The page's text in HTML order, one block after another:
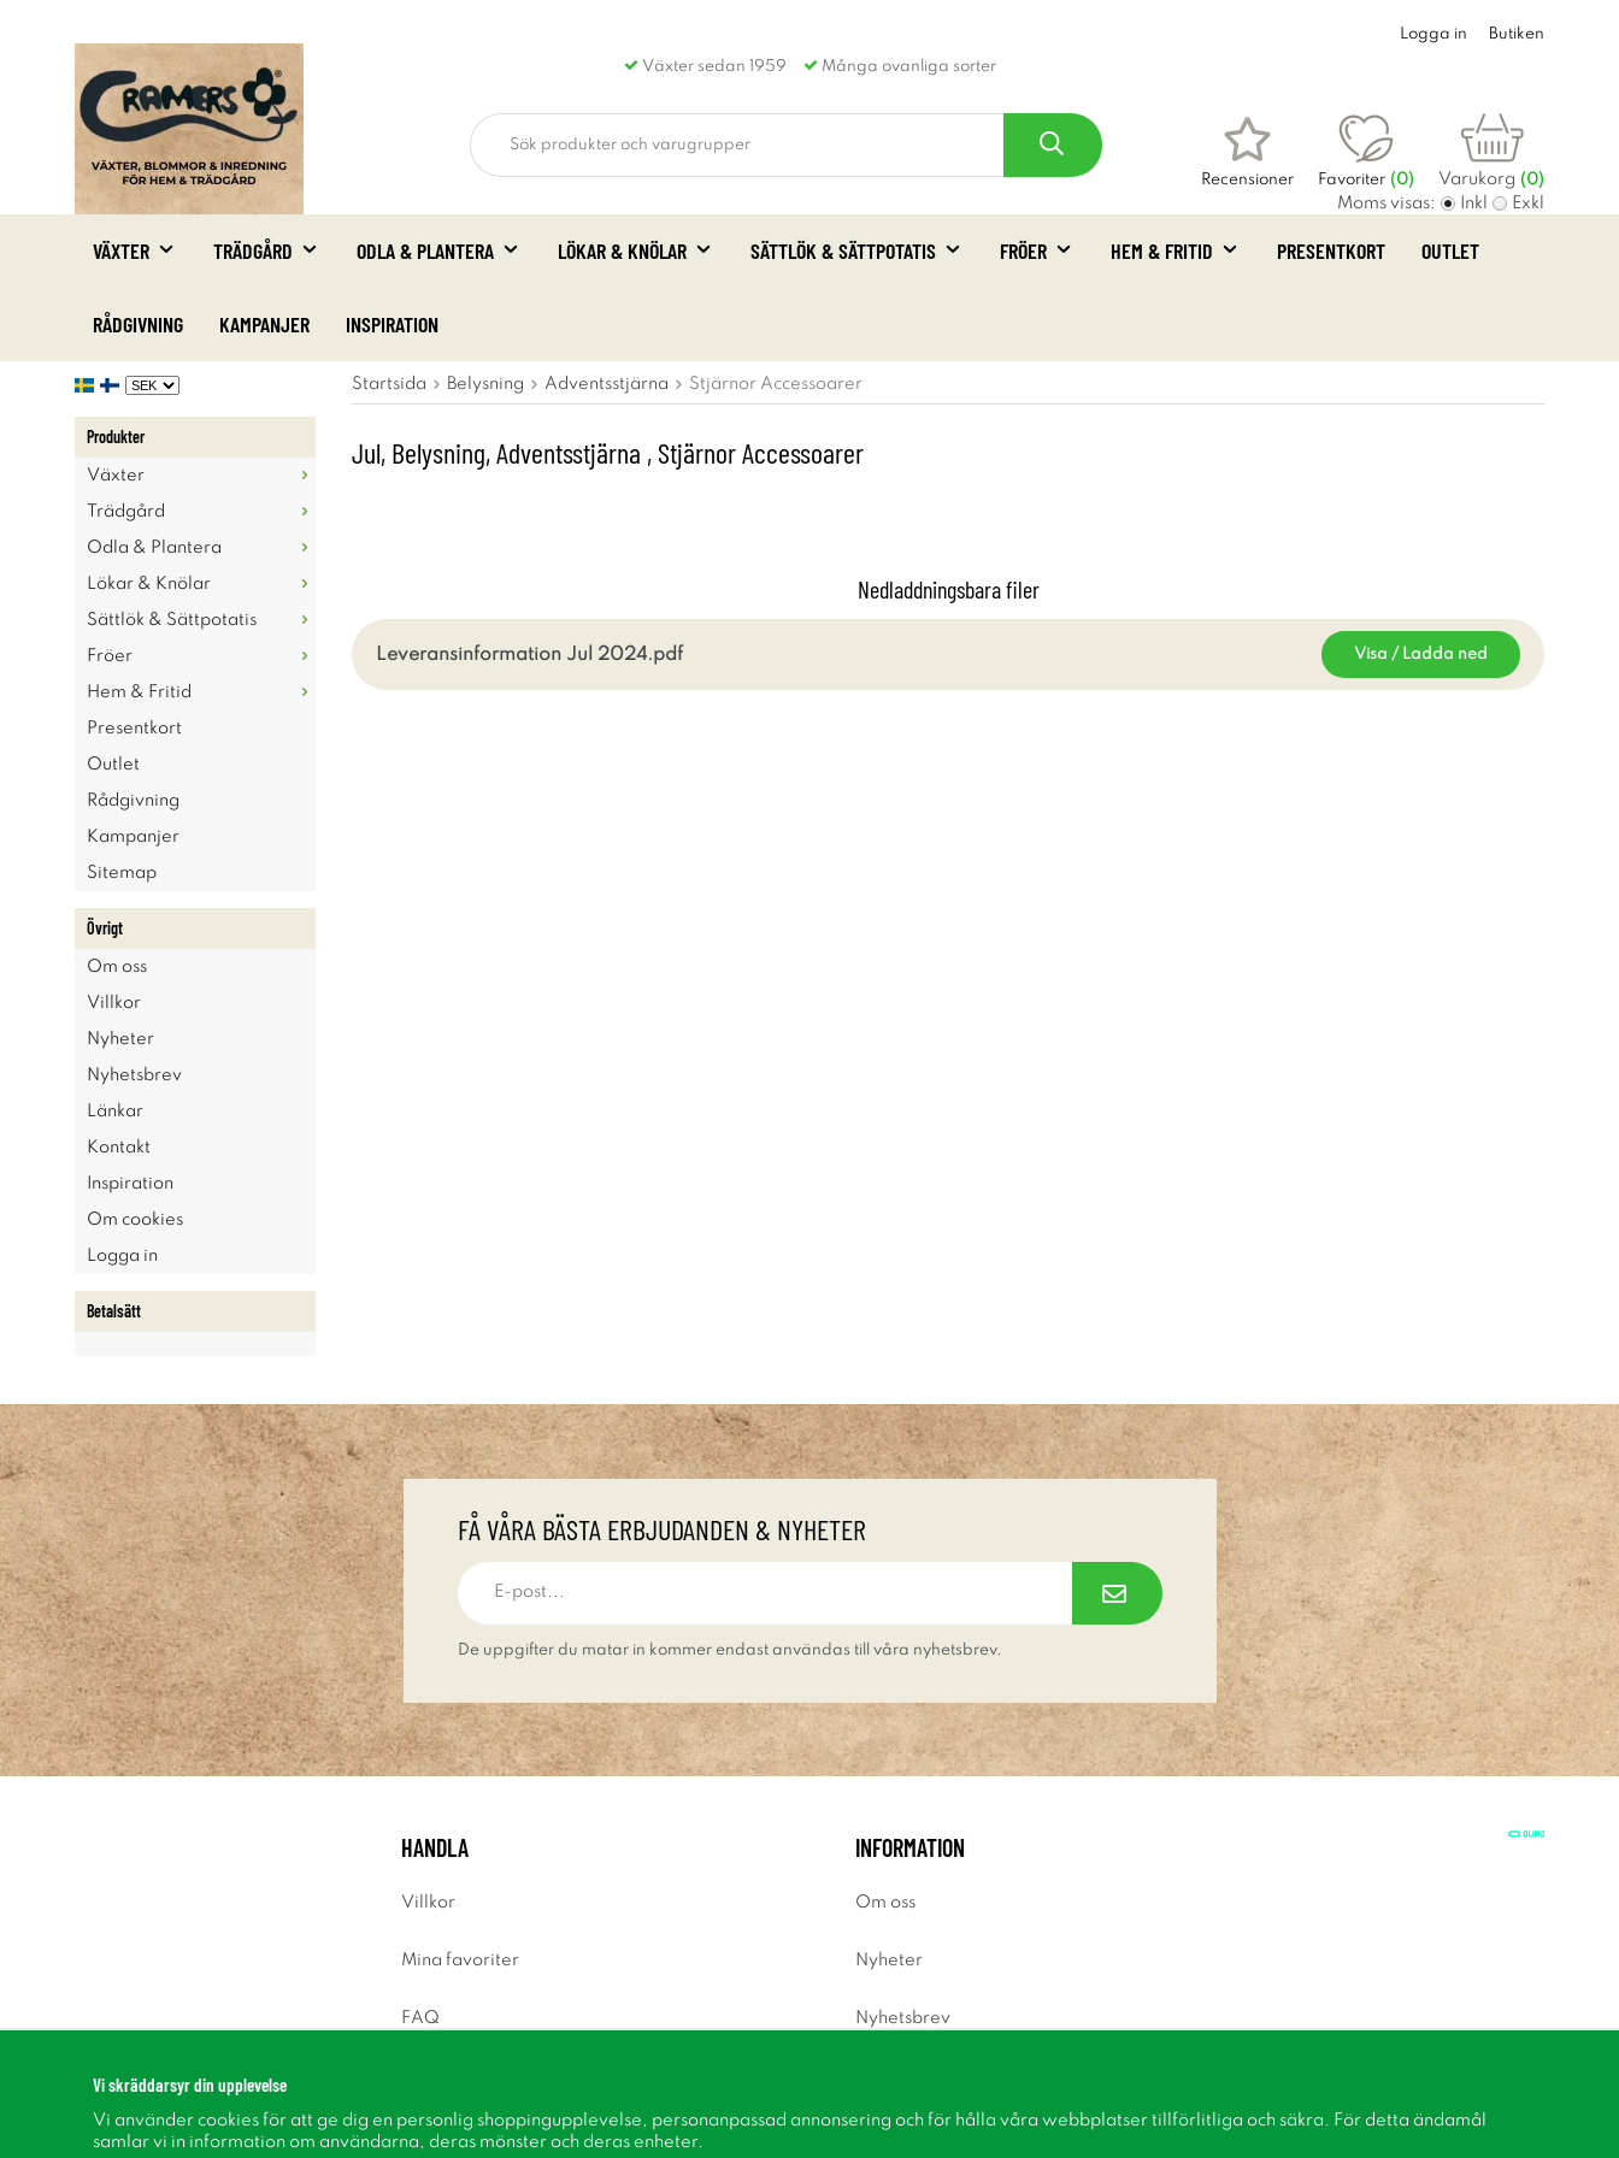
Växter sedan 1959 Många ovanliga sorter
Logga in Butiken
Recensioner Favoriter (0) Varukorg (0)
Moms visas: Inkl Exkl
VÄXTER TRÄDGÅRD ODLA & PLANTERA LÖKAR & KNÖLAR SÄTTLÖK & SÄTTPOTATIS FRÖER HEM & FRITID PRESENTKORT OUTLET
RÅDGIVNING KAMPANJER INSPIRATION
Produkter
Växter
Trädgård
Odla & Plantera
Lökar & Knölar
Sättlök & Sättpotatis
Fröer
Hem & Fritid
Presentkort
Outlet
Rådgivning
Kampanjer
Sitemap
Övrigt
Om oss
Villkor
Nyheter
Nyhetsbrev
Länkar
Kontakt
Inspiration
Om cookies
Logga in
Betalsätt
Startsida Belysning Adventsstjärna Stjärnor Accessoarer
Jul, Belysning, Adventsstjärna , Stjärnor Accessoarer
Nedladdningsbara filer
Leveransinformation Jul 2024.pdf Visa / Ladda ned
FÅ VÅRA BÄSTA ERBJUDANDEN & NYHETER
De uppgifter du matar in kommer endast användas till våra nyhetsbrev.
HANDLA
Villkor
Mina favoriter
FAQ
INFORMATION
Om oss
Nyheter
Nyhetsbrev
Inspiration
Vi skräddarsyr din upplevelse
Vi använder cookies för att ge dig en personlig shoppingupplevelse, personanpassad annonsering och för hålla våra webbplatser tillförlitliga och säkra. För detta ändamål
samlar vi in information om användarna, deras mönster och deras enheter.